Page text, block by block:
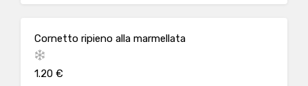
Cornetto ripieno alla marmellata
1.20 €